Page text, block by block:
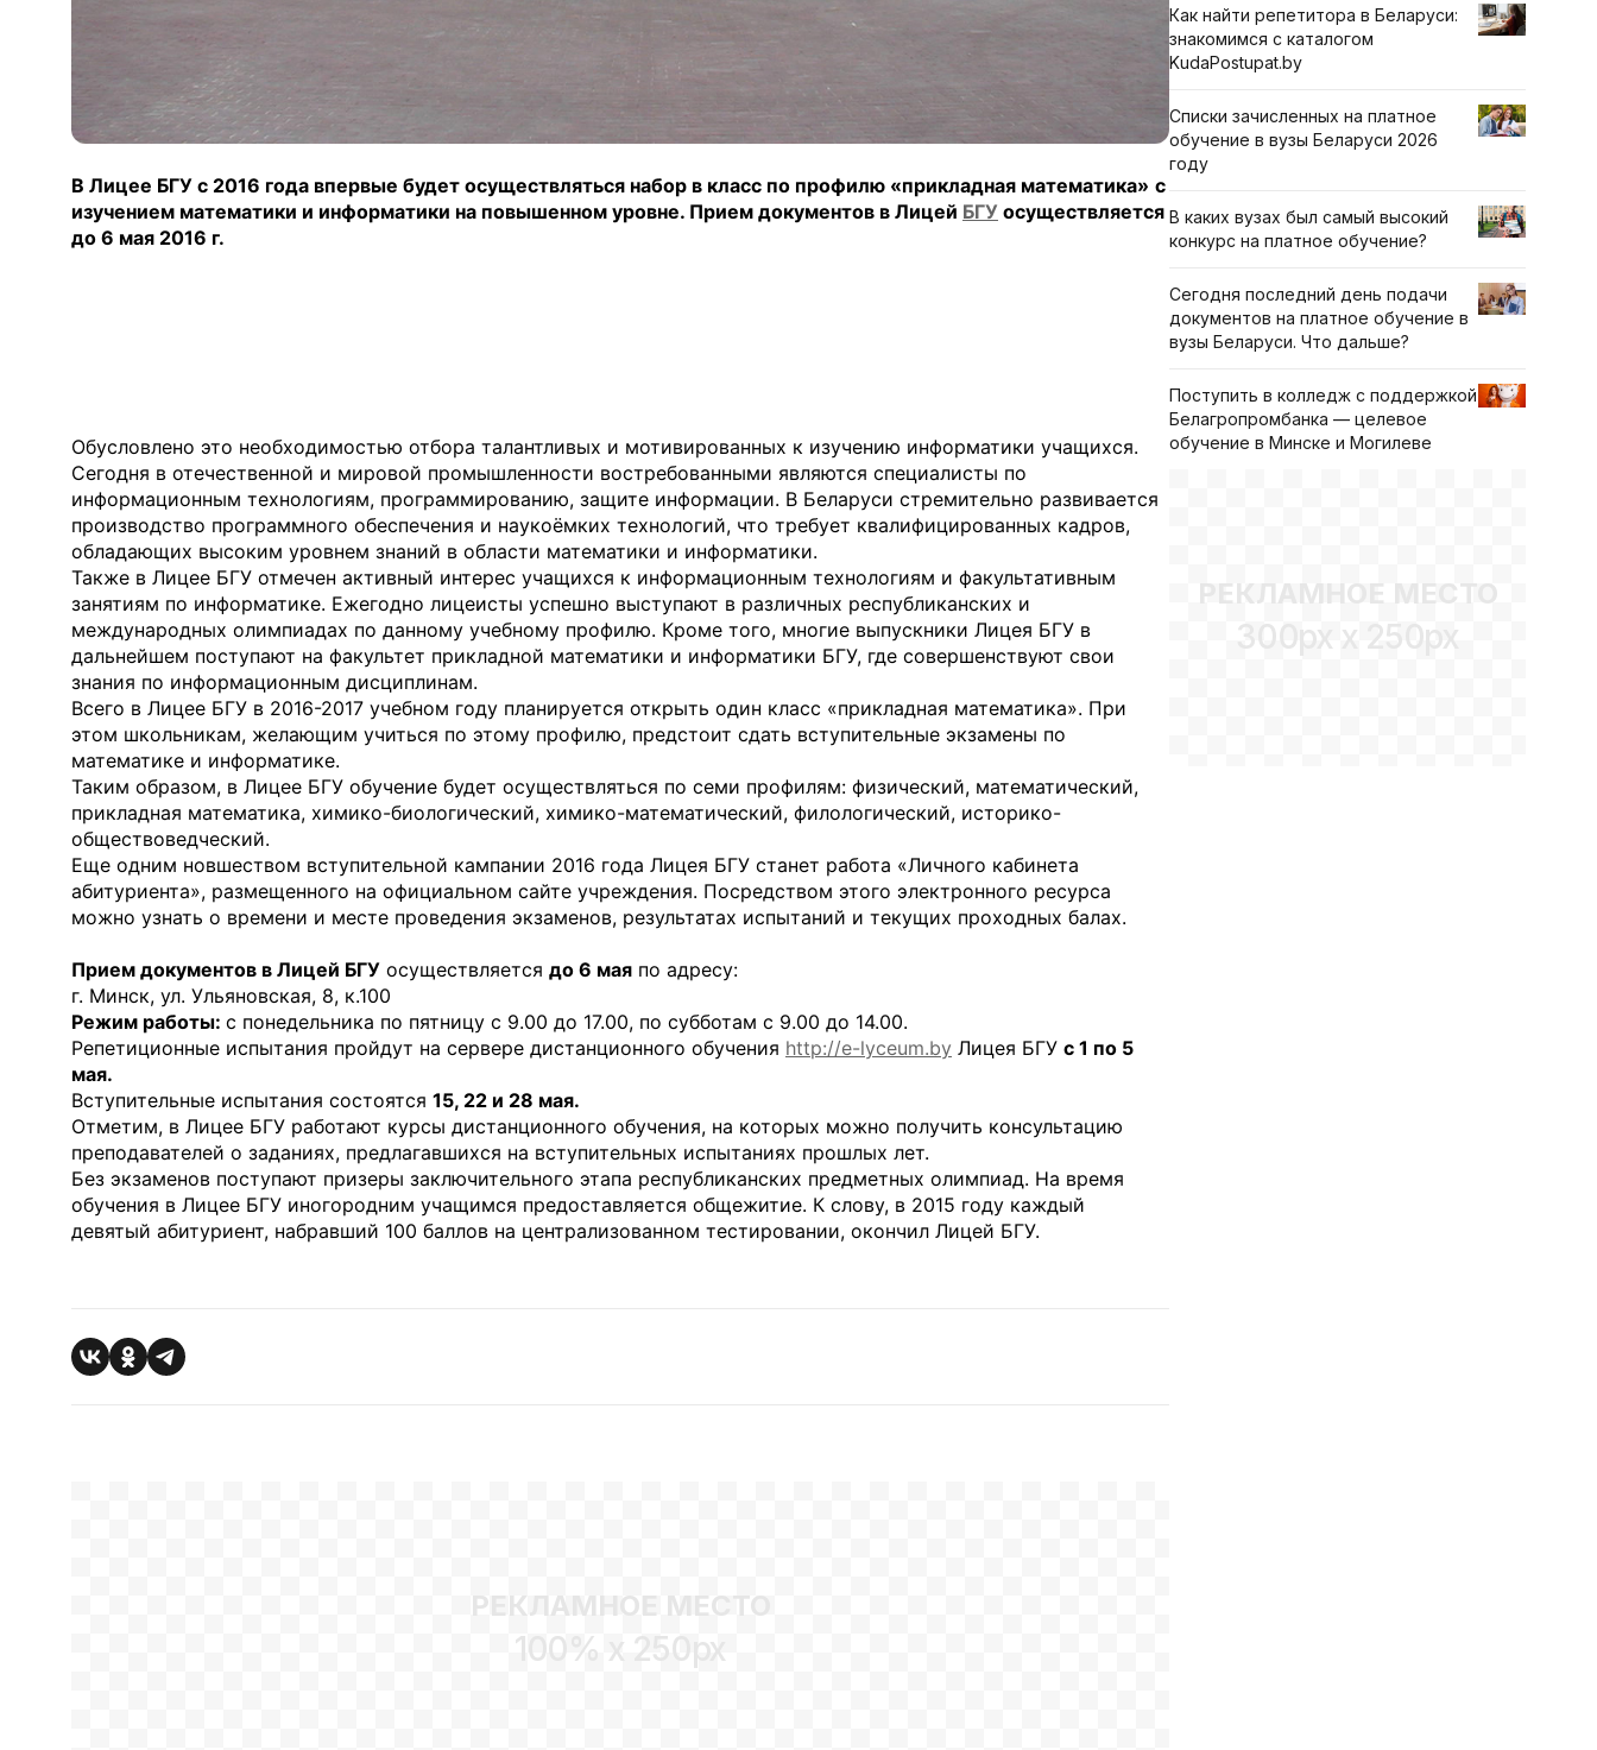
В Лицее БГУ с 2016 года впервые будет осуществляться набор в класс по профилю «прикладная математика» с
изучением математики и информатики на повышенном уровне. Прием документов в Лицей БГУ осуществляется
до 6 мая 2016 г.
Обусловлено это необходимостью отбора талантливых и мотивированных к изучению информатики учащихся.
Сегодня в отечественной и мировой промышленности востребованными являются специалисты по
информационным технологиям, программированию, защите информации. В Беларуси стремительно развивается
производство программного обеспечения и наукоёмких технологий, что требует квалифицированных кадров,
обладающих высоким уровнем знаний в области математики и информатики.
Также в Лицее БГУ отмечен активный интерес учащихся к информационным технологиям и факультативным
занятиям по информатике. Ежегодно лицеисты успешно выступают в различных республиканских и
международных олимпиадах по данному учебному профилю. Кроме того, многие выпускники Лицея БГУ в
дальнейшем поступают на факультет прикладной математики и информатики БГУ, где совершенствуют свои
знания по информационным дисциплинам.
Всего в Лицее БГУ в 2016-2017 учебном году планируется открыть один класс «прикладная математика». При
этом школьникам, желающим учиться по этому профилю, предстоит сдать вступительные экзамены по
математике и информатике.
Таким образом, в Лицее БГУ обучение будет осуществляться по семи профилям: физический, математический,
прикладная математика, химико-биологический, химико-математический, филологический, историко-
обществоведческий.
Еще одним новшеством вступительной кампании 2016 года Лицея БГУ станет работа «Личного кабинета
абитуриента», размещенного на официальном сайте учреждения. Посредством этого электронного ресурса
можно узнать о времени и месте проведения экзаменов, результатах испытаний и текущих проходных балах.
Прием документов в Лицей БГУ осуществляется до 6 мая по адресу:
г. Минск, ул. Ульяновская, 8, к.100
Режим работы: с понедельника по пятницу с 9.00 до 17.00, по субботам с 9.00 до 14.00.
Репетиционные испытания пройдут на сервере дистанционного обучения http://e-lyceum.by Лицея БГУ с 1 по 5
мая.
Вступительные испытания состоятся 15, 22 и 28 мая.
Отметим, в Лицее БГУ работают курсы дистанционного обучения, на которых можно получить консультацию
преподавателей о заданиях, предлагавшихся на вступительных испытаниях прошлых лет.
Без экзаменов поступают призеры заключительного этапа республиканских предметных олимпиад. На время
обучения в Лицее БГУ иногородним учащимся предоставляется общежитие. К слову, в 2015 году каждый
девятый абитуриент, набравший 100 баллов на централизованном тестировании, окончил Лицей БГУ.
РЕКЛАМНОЕ МЕСТО
100% x 250px
Как найти репетитора в Беларуси:
знакомимся с каталогом
KudaPostupat.by
Списки зачисленных на платное
обучение в вузы Беларуси 2026
году
В каких вузах был самый высокий
конкурс на платное обучение?
Сегодня последний день подачи
документов на платное обучение в
вузы Беларуси. Что дальше?
Поступить в колледж с поддержкой
Белагропромбанка — целевое
обучение в Минске и Могилеве
РЕКЛАМНОЕ МЕСТО
300px x 250px